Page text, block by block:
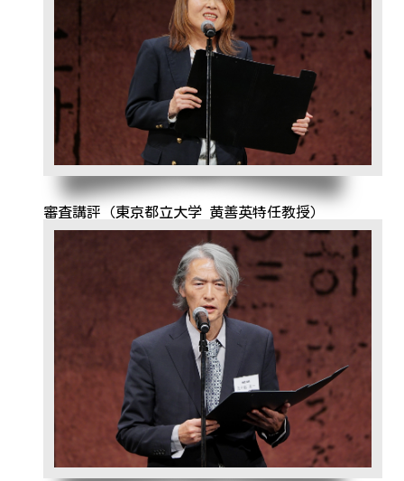
審査講評（東京都立大学 黄善英特任教授）